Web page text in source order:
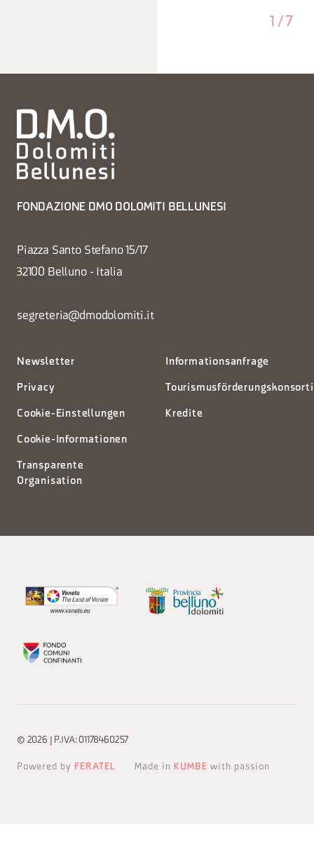
1 / 7
FONDAZIONE DMO DOLOMITI BELLUNESI
Piazza Santo Stefano 15/17
32100 Belluno - Italia
segreteria@dmodolomiti.it
Newsletter
Privacy
Cookie-Einstellungen
Cookie-Informationen
Transparente
Organisation
Informationsanfrage
Kredite
© 2026 | P.IVA: 01178460257
Powered by FERATEL Made in KUMBE with passion